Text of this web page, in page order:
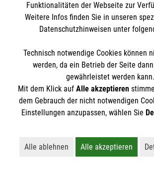
Newsletter
Cookies verwalten Impressum
Funktionalitäten der Webseite zur
Weitere Infos finden Sie in unseren
Datenschutzhinweisen unter
Technisch notwendige Cookies können
werden, da ein Betrieb der Seite
gewährleistet werden kann.
Mit dem Klick auf Alle akzeptieren
dem Gebrauch der nicht notwendigen
Einstellungen anzupassen, wählen Sie
Alle ablehnen
Lehnt alle nicht-essentiellen
Alle akzeptieren
Akzeptiert